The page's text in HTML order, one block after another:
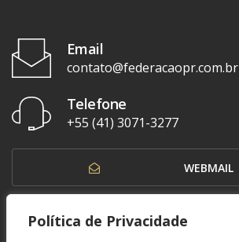
Política de Privacidade
Email
contato@federacaopr.com.br
Telefone
+55 (41) 3071-3277
WEBMAIL
OUVIDORIA